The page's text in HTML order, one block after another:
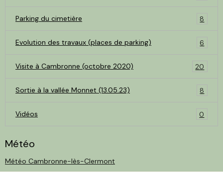
Parking du cimetière 8
Evolution des travaux (places de parking) 6
Visite à Cambronne (octobre 2020) 20
Sortie à la vallée Monnet (13.05.23) 8
Vidéos 0
Météo
Météo Cambronne-lès-Clermont